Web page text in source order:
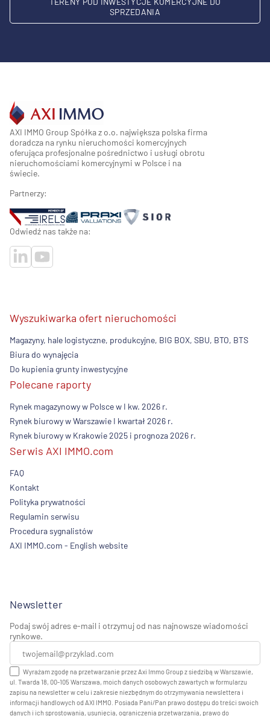
SPRZEDANIA
AXI IMMO Group Spółka z o.o. największa polska firma
doradcza na rynku nieruchomości komercyjnych
oferująca profesjonalne pośrednictwo i usługi obrotu
nieruchomościami komercyjnymi w Polsce i na
świecie.
Partnerzy:
Odwiedź nas także na:
Wyszukiwarka ofert nieruchomości
Magazyny, hale logistyczne, produkcyjne, BIG BOX, SBU, BTO, BTS
Biura do wynajęcia
Do kupienia grunty inwestycyjne
Polecane raporty
Rynek magazynowy w Polsce w I kw. 2026 r.
Rynek biurowy w Warszawie I kwartał 2026 r.
Rynek biurowy w Krakowie 2025 i prognoza 2026 r.
Serwis AXI IMMO.com
FAQ
Kontakt
Polityka prywatności
Regulamin serwisu
Procedura sygnalistów
AXI IMMO.com - English website
Newsletter
Podaj swój adres e-mail i otrzymuj od nas najnowsze wiadomości
rynkowe.
Wyrażam zgodę na przetwarzanie przez Axi Immo Group z siedzibą w Warszawie,
ul. Twarda 18, 00-105 Warszawa, moich danych osobowych zawartych w formularzu
zapisu na newsletter w celu i zakresie niezbędnym do otrzymywania newslettera i
informacji handlowych od AXI IMMO. Posiada Pani/Pan prawo dostępu do treści swoich
danych i ich sprostowania, usunięcia, ograniczenia przetwarzania, prawo do